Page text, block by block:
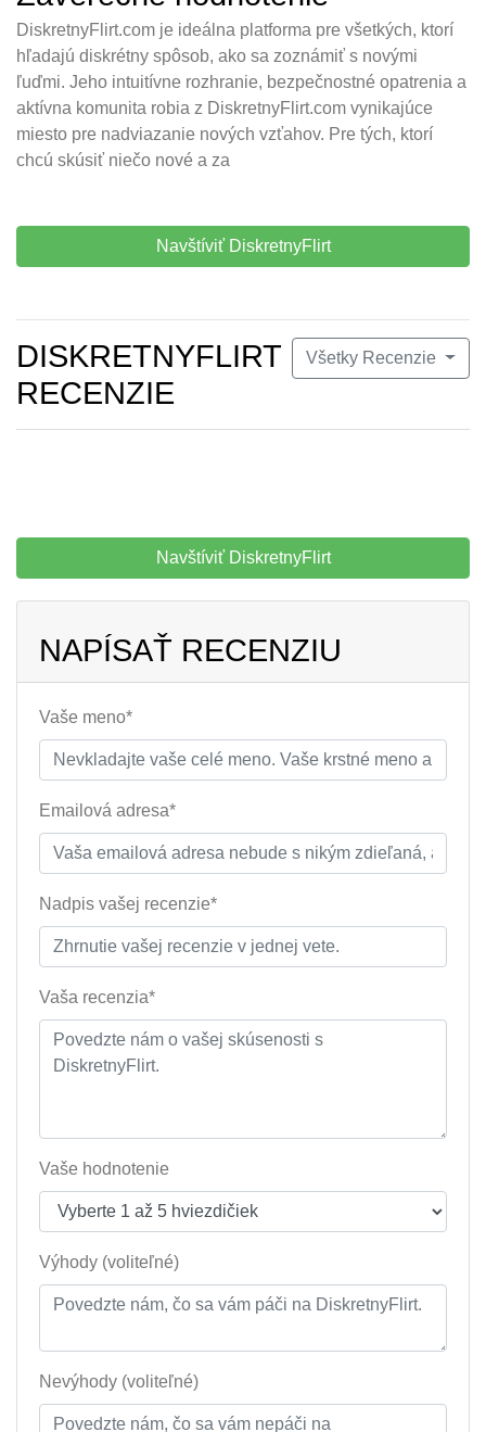
DiskretnyFlirt.com je ideálna platforma pre všetkých, ktorí
hľadajú diskrétny spôsob, ako sa zoznámiť s novými
ľuďmi. Jeho intuitívne rozhranie, bezpečnostné opatrenia a
aktívna komunita robia z DiskretnyFlirt.com vynikajúce
miesto pre nadviazanie nových vzťahov. Pre tých, ktorí
chcú skúsiť niečo nové a za
Navštíviť DiskretnyFlirt
Všetky Recenzie
DISKRETNYFLIRT
RECENZIE
Navštíviť DiskretnyFlirt
NAPÍSAŤ RECENZIU
Vaše meno*
Emailová adresa*
Nadpis vašej recenzie*
Vaša recenzia*
Vaše hodnotenie
Výhody (voliteľné)
Nevýhody (voliteľné)